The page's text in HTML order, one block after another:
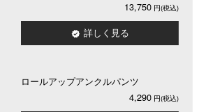
13,750
詳しく見る
ロールアップアンクルパンツ
4,290